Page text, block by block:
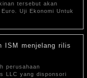
tersebut akan
Uji Ekonomi Untuk
ISM menjelang rilis
perusahaan
LLC yang disponsori